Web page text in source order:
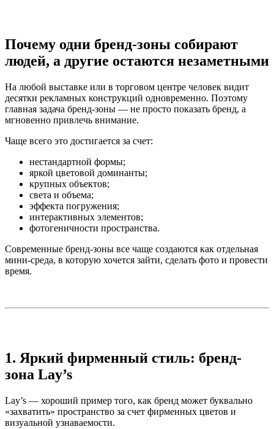
Почему одни бренд-зоны собирают
людей, а другие остаются незаметными
На любой выставке или в торговом центре человек видит
десятки рекламных конструкций одновременно. Поэтому
главная задача бренд-зоны — не просто показать бренд, а
мгновенно привлечь внимание.
Чаще всего это достигается за счет:
нестандартной формы;
яркой цветовой доминанты;
крупных объектов;
света и объема;
эффекта погружения;
интерактивных элементов;
фотогеничности пространства.
Современные бренд-зоны все чаще создаются как отдельная
мини-среда, в которую хочется зайти, сделать фото и провести
время.
1. Яркий фирменный стиль: бренд-
зона Lay’s
Lay’s — хороший пример того, как бренд может буквально
«захватить» пространство за счет фирменных цветов и
визуальной узнаваемости.